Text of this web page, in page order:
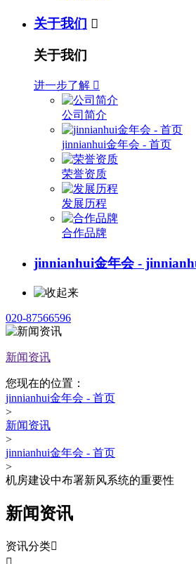
关于我们 
关于我们
进一步了解 
公司简介
jinnianhui金年会 - 首页
荣誉资质
发展历程
合作品牌
jinnianhui金年会 -
020-87566596
新闻资讯
您现在的位置：
jinnianhui金年会 - 首页
>
新闻资讯
>
jinnianhui金年会 - 首页
>
机房建设中布署新风系统的重要性
新闻资讯
资讯分类